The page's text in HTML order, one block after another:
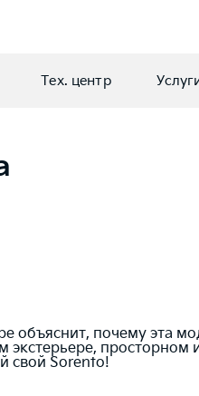
Тех. центр
объяснит, почему эта
экстерьере,
свой Sorento!